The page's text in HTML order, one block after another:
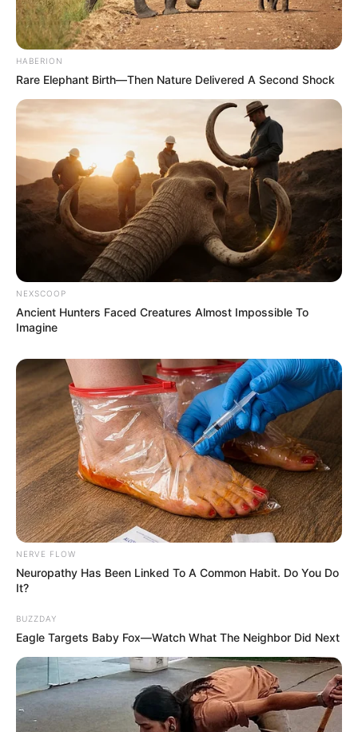
HABERION
Rare Elephant Birth—Then Nature Delivered A Second Shock
NEXSCOOP
Ancient Hunters Faced Creatures Almost Impossible To
Imagine
NERVE FLOW
Neuropathy Has Been Linked To A Common Habit. Do You Do
It?
BUZZDAY
Eagle Targets Baby Fox—Watch What The Neighbor Did Next